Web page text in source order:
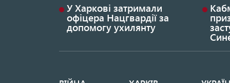
У Харкові затримали
офіцера Нацгвардії за
допомогу ухилянту